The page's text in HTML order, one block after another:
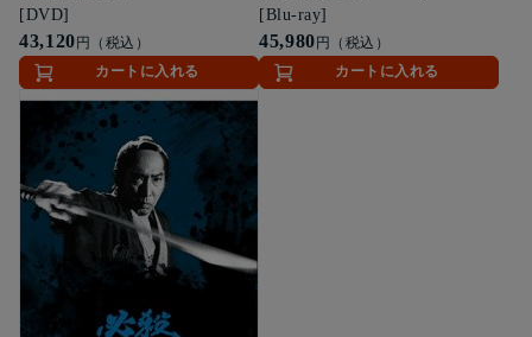
[DVD]
43,120円（税込）
カートに入れる
[Blu-ray]
45,980円（税込）
カートに入れる